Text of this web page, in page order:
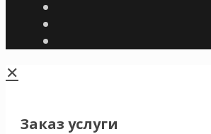
✕
Заказ услуги